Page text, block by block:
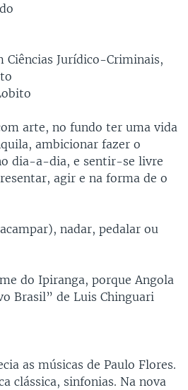
Ciências Jurídico-Criminais,
arte, no fundo ter uma vida
ambicionar fazer o
dia-a-dia, e sentir-se livre
agir e na forma de o
nadar, pedalar ou
do Ipiranga, porque Angola
Brasil” de Luis Chinguari
as músicas de Paulo Flores.
clássica, sinfonias. Na nova